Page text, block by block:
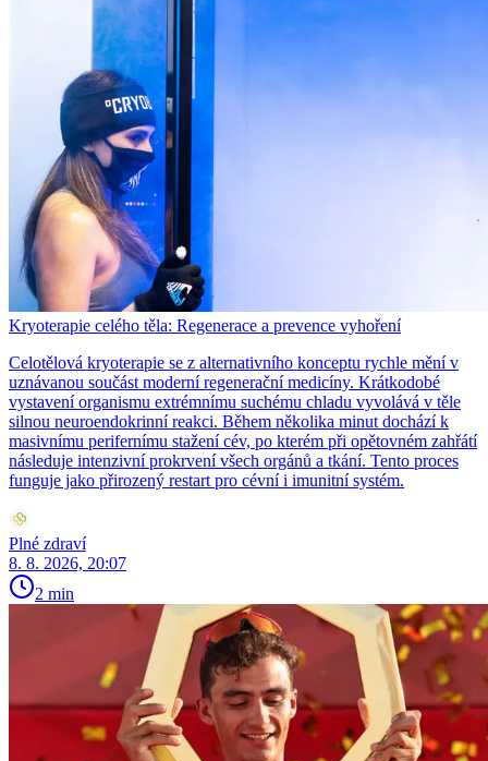
Kryoterapie celého těla: Regenerace a prevence vyhoření
Celotělová kryoterapie se z alternativního konceptu rychle mění v
uznávanou součást moderní regenerační medicíny. Krátkodobé
vystavení organismu extrémnímu suchému chladu vyvolává v těle
silnou neuroendokrinní reakci. Během několika minut dochází k
masivnímu perifernímu stažení cév, po kterém při opětovném zahřátí
následuje intenzivní prokrvení všech orgánů a tkání. Tento proces
funguje jako přirozený restart pro cévní i imunitní systém.
Plné zdraví
8. 8. 2026, 20:07
2 min